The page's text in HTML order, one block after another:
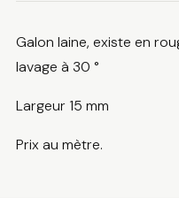
Galon laine, existe en
lavage à 30 °
Largeur 15 mm
Prix au mètre.